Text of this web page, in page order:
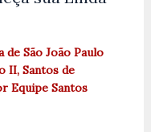
de São João Paulo
II, Santos de
Equipe Santos